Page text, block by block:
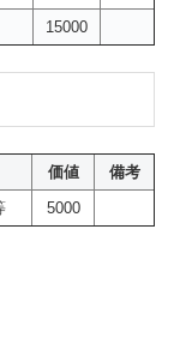
15000
価値
備考
5000